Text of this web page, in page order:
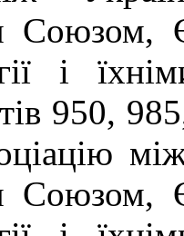
Союзом,
і
950,
Союзом,